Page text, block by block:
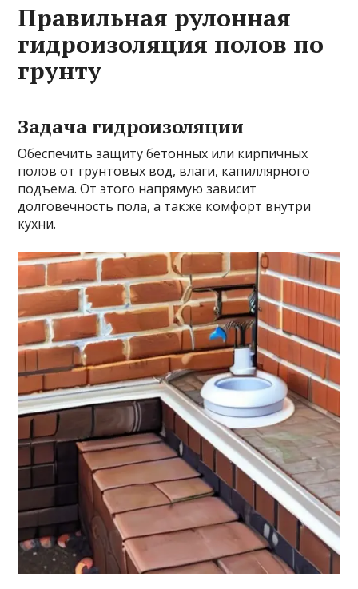
Правильная рулонная
гидроизоляция полов по
грунту
Задача гидроизоляции
Обеспечить защиту бетонных или кирпичных
полов от грунтовых вод, влаги, капиллярного
подъема. От этого напрямую зависит
долговечность пола, а также комфорт внутри
кухни.